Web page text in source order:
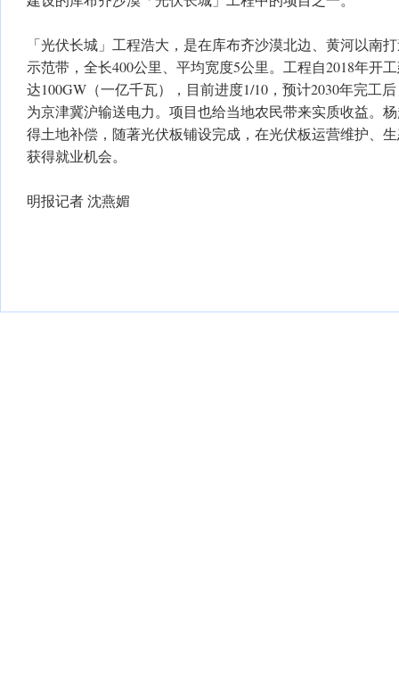
「光伏长城」工程浩大，是在库布齐沙漠北边、黄河以南
示范带，全长400公里、平均宽度5公里。工程自2018年开
达100GW（一亿千瓦），目前进度1/10，预计2030年完工
为京津冀沪输送电力。项目也给当地农民带来实质收益。
得土地补偿，随著光伏板铺设完成，在光伏板运营维护、
获得就业机会。
明报记者 沈燕媚